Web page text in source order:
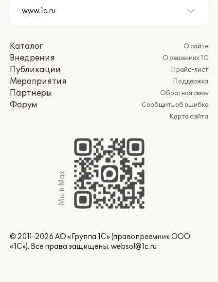
Каталог
Внедрения
Публикации
Мероприятия
Партнеры
Форум
О сайте
О решениях 1С
Прайс-лист
Поддержка
Обратная связь
Сообщить об ошибке
Карта сайта
Мы в Max
© 2011-2026 АО «Группа 1С» (правопреемник ООО
«1С»). Все права защищены. websol@1c.ru